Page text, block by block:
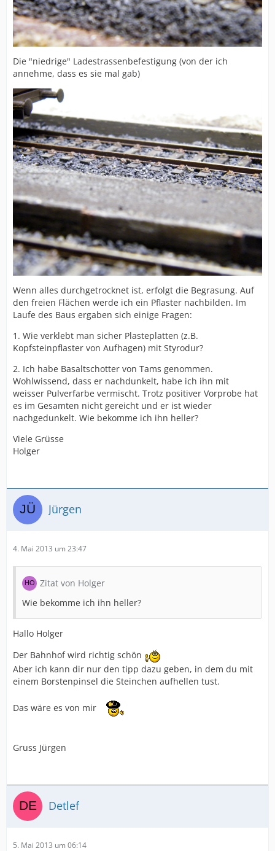
Die "niedrige" Ladestrassenbefestigung (von der ich
annehme, dass es sie mal gab)
Wenn alles durchgetrocknet ist, erfolgt die Begrasung. Auf
den freien Flächen werde ich ein Pflaster nachbilden. Im
Laufe des Baus ergaben sich einige Fragen:
1. Wie verklebt man sicher Plasteplatten (z.B.
Kopfsteinpflaster von Aufhagen) mit Styrodur?
2. Ich habe Basaltschotter von Tams genommen.
Wohlwissend, dass er nachdunkelt, habe ich ihn mit
weisser Pulverfarbe vermischt. Trotz positiver Vorprobe hat
es im Gesamten nicht gereicht und er ist wieder
nachgedunkelt. Wie bekomme ich ihn heller?
Viele Grüsse
Holger
Jürgen
4. Mai 2013 um 23:47
Zitat von Holger
Wie bekomme ich ihn heller?
Hallo Holger
Der Bahnhof wird richtig schön
Aber ich kann dir nur den tipp dazu geben, in dem du mit
einem Borstenpinsel die Steinchen aufhellen tust.
Das wäre es von mir
Gruss Jürgen
Detlef
5. Mai 2013 um 06:14